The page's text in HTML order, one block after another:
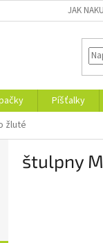
JAK
Píšťalky
žluté
štulpny